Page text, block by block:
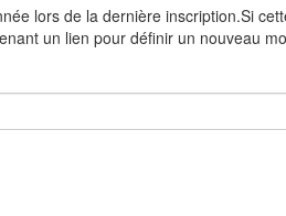
lors de la dernière inscription.Si
un lien pour définir un nouveau